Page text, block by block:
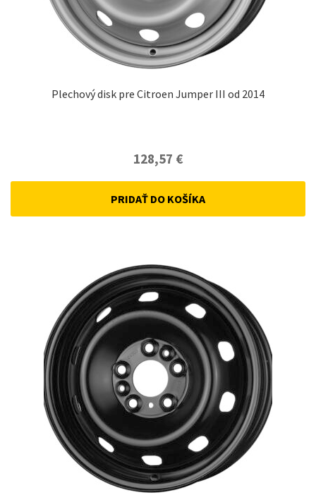
Plechový disk pre Citroen Jumper III od 2014
128,57 €
PRIDAŤ DO KOŠÍKA